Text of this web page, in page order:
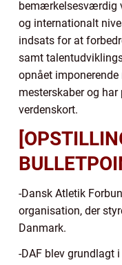
bemærkelsesværdig
og internationalt
indsats for at
samt
opnået
mesterskaber og
verdenskort.
-Dansk Atletik
organisation, der
Danmark.
-DAF blev grundlagt